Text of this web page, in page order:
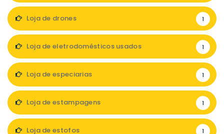
Loja de drones 1
Loja de eletrodomésticos usados 1
Loja de especiarias 1
Loja de estampagens 1
Loja de estofos 1